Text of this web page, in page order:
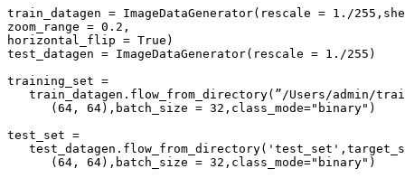
train_datagen = ImageDataGenerator(rescale = 1./
zoom_range = 0.2,
horizontal_flip = True)
test_datagen = ImageDataGenerator(rescale = 1./255)
training_set =
train_datagen.flow_from_directory(”/Users/admin/
      (64, 64),batch_size = 32,class_mode="binary")
test_set =